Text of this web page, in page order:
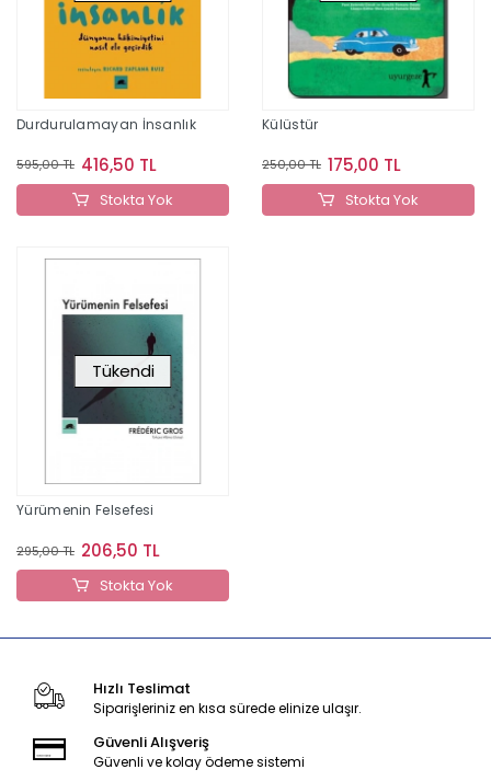
Durdurulamayan İnsanlık
595,00 TL 416,50 TL
Stokta Yok
Külüstür
250,00 TL 175,00 TL
Stokta Yok
Tükendi
Yürümenin Felsefesi
295,00 TL 206,50 TL
Stokta Yok
Hızlı Teslimat
Siparişleriniz en kısa sürede elinize ulaşır.
Güvenli Alışveriş
Güvenli ve kolay ödeme sistemi